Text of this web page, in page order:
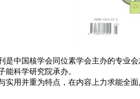
是中国核学会同位素学会主办的专业
能科学研究院承办。
实用并重为特点，在内容上力求能全